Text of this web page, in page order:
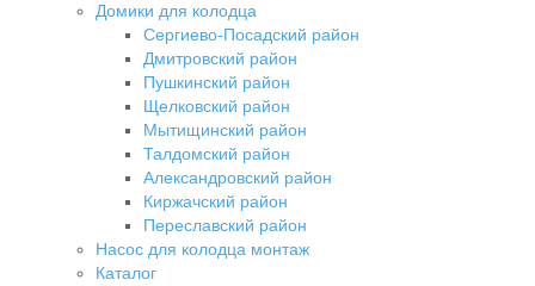
Домики для колодца
Сергиево-Посадский район
Дмитровский район
Пушкинский район
Щелковский район
Мытищинский район
Талдомский район
Александровский район
Киржачский район
Переславский район
Насос для колодца монтаж
Каталог